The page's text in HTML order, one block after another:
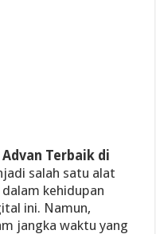
Terbaik di
salah satu alat
kehidupan
ini. Namun,
jangka waktu yang